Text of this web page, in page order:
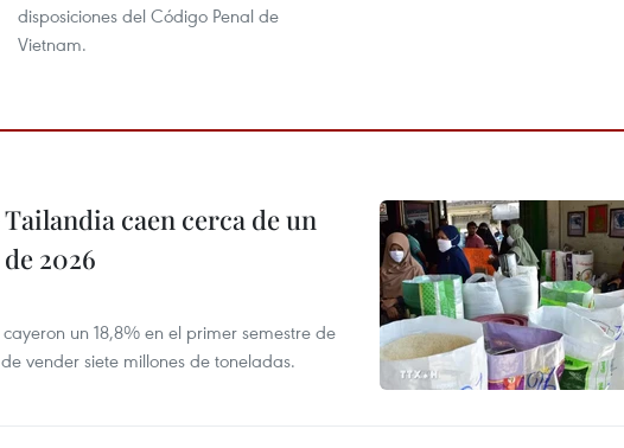
disposiciones del Código Penal de
Vietnam.
caen cerca de un
2026
un 18,8% en el primer semestre de
vender siete millones de toneladas.